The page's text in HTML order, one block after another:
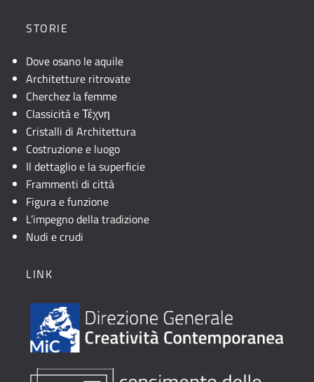
STORIE
Dove osano le aquile
Architetture ritrovate
Cherchez la femme
Classicità e Τέχνη
Cristalli di Architettura
Costruzione e luogo
Il dettaglio e la superficie
Frammenti di città
Figura e funzione
L’impegno della tradizione
Nudi e crudi
LINK